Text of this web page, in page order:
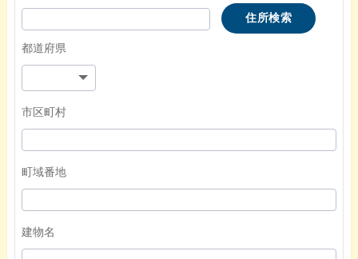
住所検索
都道府県
市区町村
町域番地
建物名